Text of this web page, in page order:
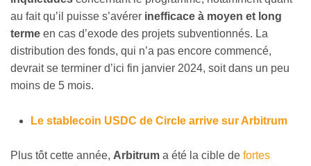
au fait qu’il puisse s’avérer inefficace à moyen et long
terme en cas d’exode des projets subventionnés. La
distribution des fonds, qui n’a pas encore commencé,
devrait se terminer d’ici fin janvier 2024, soit dans un peu
moins de 5 mois.
Le stablecoin USDC de Circle arrive sur Arbitrum
Plus tôt cette année, Arbitrum a été la cible de fortes